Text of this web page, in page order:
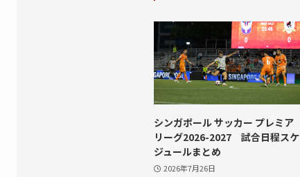
シンガポール サッカー プレミア
リーグ2026-2027 試合日程スケ
ジュールまとめ
2026年7月26日